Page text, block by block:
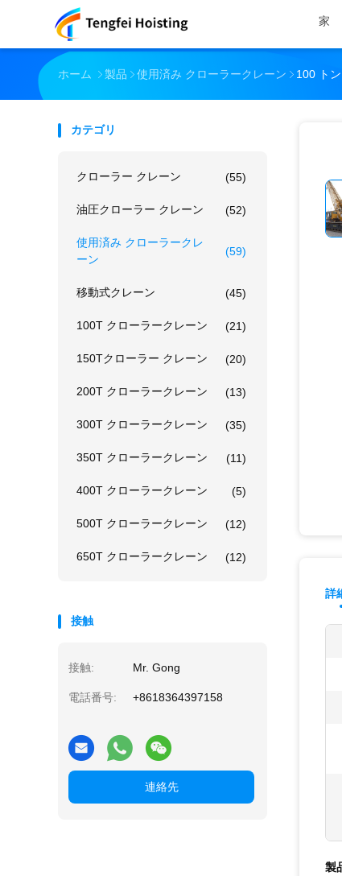
家
ホーム 製品 使用済み クローラークレーン 100 ト
カテゴリ
クローラー クレーン (55)
油圧クローラー クレーン (52)
使用済み クローラークレ
ーン
(59)
移動式クレーン (45)
100T クローラークレーン (21)
150Tクローラー クレーン (20)
200T クローラークレーン (13)
300T クローラークレーン (35)
350T クローラークレーン (11)
400T クローラークレーン (5)
500T クローラークレーン (12)
650T クローラークレーン (12)
接触
接触: Mr. Gong
電話番号: +8618364397158
連絡先
詳
製